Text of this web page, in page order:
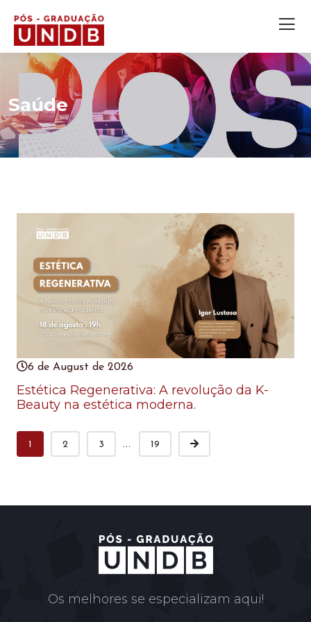
Saúde
6 de August de 2026
Estética Regenerativa: A revolução da K-
Beauty na estética moderna.
1 2 3 ... 19
Os melhores se especializam aqui!